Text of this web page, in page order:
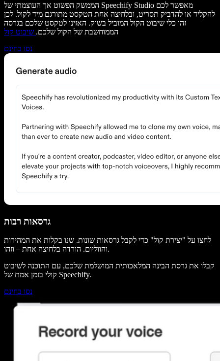
הממשק הפשוט אך העוצמתי של Speechify Studio מאפשר לכם
להקליד או להדביק תסריט, ובלחיצה אחת הטקסט מתורגם מיד לקול. לכן
זהו כלי שיבוט הקול המוביל בשוק. האזינו לטקסט שלכם בגרסה
הממוחשבת של הקול שלכם. שיבוט קול
נסו בחינם
גרסאות רבות
לחצו על "יצירת קול" כדי לקבל גרסאות שונות. שנו בקלות את המהירות
והווליום. הורדה בלחיצה אחת – וזהו.
קבלו את גרסת הבינה המלאכותית המושלמת שלכם, עם התוכנה לשיבוט
קולי בזמן אמת של Speechify.
נסו בחינם